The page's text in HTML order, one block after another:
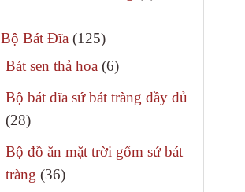
phẩm
Bộ Bát Đĩa 125125
sản
Bát sen thả hoa 66
phẩm
Bộ bát đĩa sứ bát tràng đầy đủ
2828
sản
Bộ đồ ăn mặt trời gốm sứ bát
tràng
3636